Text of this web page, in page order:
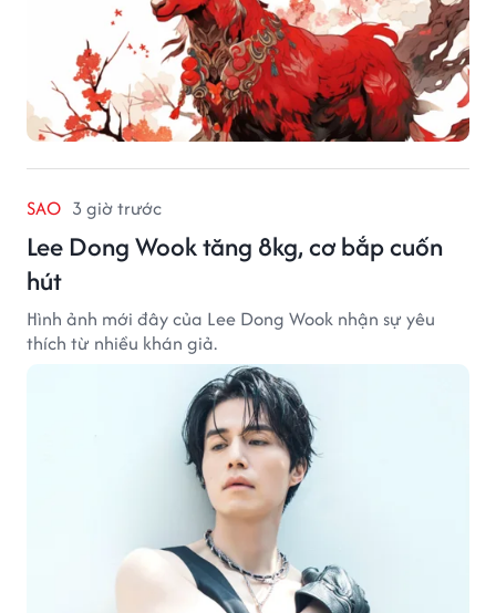
SAO 3 giờ trước
Lee Dong Wook tăng 8kg, cơ bắp cuốn
hút
Hình ảnh mới đây của Lee Dong Wook nhận sự yêu
thích từ nhiều khán giả.